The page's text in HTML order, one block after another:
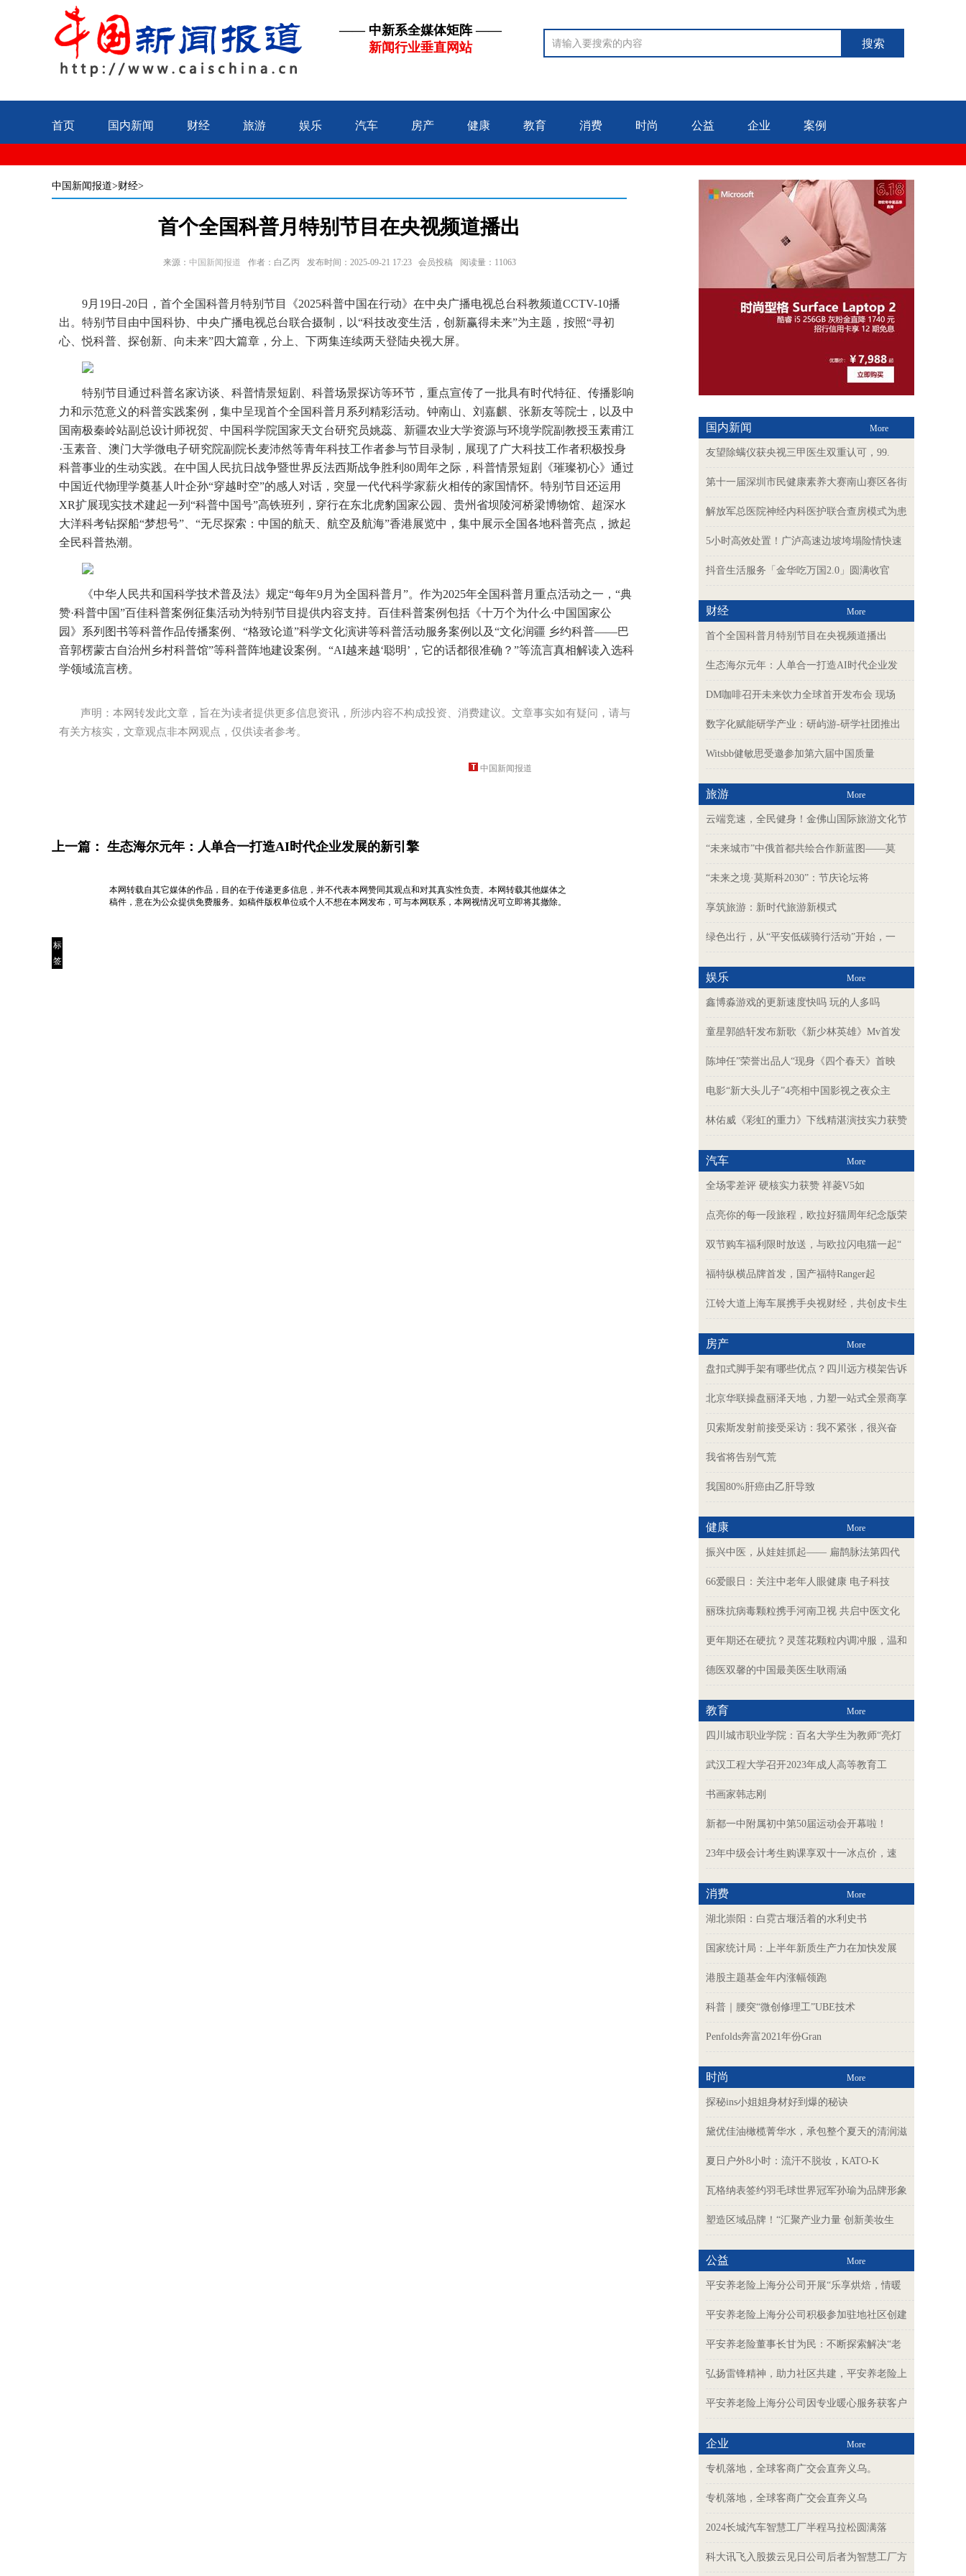
—— 中新系全媒体矩阵 ——
新闻行业垂直网站
搜索
首页 国内新闻 财经 旅游 娱乐 汽车 房产 健康 教育 消费 时尚 公益 企业 案例
中国新闻报道>财经>
首个全国科普月特别节目在央视频道播出
来源： 中国新闻报道 作者：白乙丙 发布时间：2025-09-21 17:23 会员投稿 阅读量：11063
9月19日-20日，首个全国科普月特别节目《2025科普中国在行动》在中央广播电视总台科教频道CCTV-10播
出。特别节目由中国科协、中央广播电视总台联合摄制，以“科技改变生活，创新赢得未来”为主题，按照“寻初
心、悦科普、探创新、向未来”四大篇章，分上、下两集连续两天登陆央视大屏。
特别节目通过科普名家访谈、科普情景短剧、科普场景探访等环节，重点宣传了一批具有时代特征、传播影响
力和示范意义的科普实践案例，集中呈现首个全国科普月系列精彩活动。钟南山、刘嘉麒、张新友等院士，以及中
国南极秦岭站副总设计师祝贺、中国科学院国家天文台研究员姚蕊、新疆农业大学资源与环境学院副教授玉素甫江
·玉素音、澳门大学微电子研究院副院长麦沛然等青年科技工作者参与节目录制，展现了广大科技工作者积极投身
科普事业的生动实践。在中国人民抗日战争暨世界反法西斯战争胜利80周年之际，科普情景短剧《璀璨初心》通过
中国近代物理学奠基人叶企孙“穿越时空”的感人对话，突显一代代科学家薪火相传的家国情怀。特别节目还运用
XR扩展现实技术建起一列“科普中国号”高铁班列，穿行在东北虎豹国家公园、贵州省坝陵河桥梁博物馆、超深水
大洋科考钻探船“梦想号”、“无尽探索：中国的航天、航空及航海”香港展览中，集中展示全国各地科普亮点，掀起
全民科普热潮。
《中华人民共和国科学技术普及法》规定“每年9月为全国科普月”。作为2025年全国科普月重点活动之一，“典
赞·科普中国”百佳科普案例征集活动为特别节目提供内容支持。百佳科普案例包括《十万个为什么·中国国家公
园》系列图书等科普作品传播案例、“格致论道”科学文化演讲等科普活动服务案例以及“文化润疆 乡约科普——巴
音郭楞蒙古自治州乡村科普馆”等科普阵地建设案例。“AI越来越‘聪明’，它的话都很准确？”等流言真相解读入选科
学领域流言榜。
声明：本网转发此文章，旨在为读者提供更多信息资讯，所涉内容不构成投资、消费建议。文章事实如有疑问，请与
有关方核实，文章观点非本网观点，仅供读者参考。
中国新闻报道
上一篇： 生态海尔元年：人单合一打造AI时代企业发展的新引擎
本网转载自其它媒体的作品，目的在于传递更多信息，并不代表本网赞同其观点和对其真实性负责。本网转载其他媒体之
稿件，意在为公众提供免费服务。如稿件版权单位或个人不想在本网发布，可与本网联系，本网视情况可立即将其撤除。
标
签
国内新闻 More
友望除螨仪获央视三甲医生双重认可，99.
第十一届深圳市民健康素养大赛南山赛区各街
解放军总医院神经内科医护联合查房模式为患
5小时高效处置！广泸高速边坡垮塌险情快速
抖音生活服务「金华吃万国2.0」圆满收官
财经 More
首个全国科普月特别节目在央视频道播出
生态海尔元年：人单合一打造AI时代企业发
DM咖啡召开未来饮力全球首开发布会 现场
数字化赋能研学产业：研屿游-研学社团推出
Witsbb健敏思受邀参加第六届中国质量
旅游 More
云端竞速，全民健身！金佛山国际旅游文化节
“未来城市”中俄首都共绘合作新蓝图——莫
“未来之境·莫斯科2030”：节庆论坛将
享筑旅游：新时代旅游新模式
绿色出行，从“平安低碳骑行活动”开始，一
娱乐 More
鑫博淼游戏的更新速度快吗 玩的人多吗
童星郭皓轩发布新歌《新少林英雄》Mv首发
陈坤任”荣誉出品人“现身《四个春天》首映
电影“新大头儿子”4亮相中国影视之夜众主
林佑威《彩虹的重力》下线精湛演技实力获赞
汽车 More
全场零差评 硬核实力获赞 祥菱V5如
点亮你的每一段旅程，欧拉好猫周年纪念版荣
双节购车福利限时放送，与欧拉闪电猫一起“
福特纵横品牌首发，国产福特Ranger起
江铃大道上海车展携手央视财经，共创皮卡生
房产 More
盘扣式脚手架有哪些优点？四川远方模架告诉
北京华联操盘丽泽天地，力塑一站式全景商享
贝索斯发射前接受采访：我不紧张，很兴奋
我省将告别气荒
我国80%肝癌由乙肝导致
健康 More
振兴中医，从娃娃抓起—— 扁鹊脉法第四代
66爱眼日：关注中老年人眼健康 电子科技
丽珠抗病毒颗粒携手河南卫视 共启中医文化
更年期还在硬抗？灵莲花颗粒内调冲服，温和
德医双馨的中国最美医生耿雨涵
教育 More
四川城市职业学院：百名大学生为教师“亮灯
武汉工程大学召开2023年成人高等教育工
书画家韩志刚
新都一中附属初中第50届运动会开幕啦！
23年中级会计考生购课享双十一冰点价，速
消费 More
湖北崇阳：白霓古堰活着的水利史书
国家统计局：上半年新质生产力在加快发展
港股主题基金年内涨幅领跑
科普｜腰突“微创修理工”UBE技术
Penfolds奔富2021年份Gran
时尚 More
探秘ins小姐姐身材好到爆的秘诀
黛优佳油橄榄菁华水，承包整个夏天的清润滋
夏日户外8小时：流汗不脱妆，KATO-K
瓦格纳表签约羽毛球世界冠军孙瑜为品牌形象
塑造区域品牌！“汇聚产业力量 创新美妆生
公益 More
平安养老险上海分公司开展“乐享烘焙，情暖
平安养老险上海分公司积极参加驻地社区创建
平安养老险董事长甘为民：不断探索解决“老
弘扬雷锋精神，助力社区共建，平安养老险上
平安养老险上海分公司因专业暖心服务获客户
企业 More
专机落地，全球客商广交会直奔义乌。
专机落地，全球客商广交会直奔义乌
2024长城汽车智慧工厂半程马拉松圆满落
科大讯飞入股拨云见日公司后者为智慧工厂方